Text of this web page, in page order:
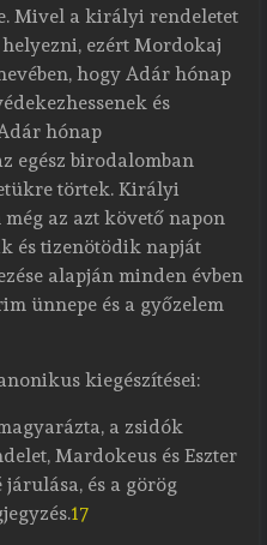
Mivel a királyi rendeletet
ezért Mordokaj
hogy Adár hónap
és
hónap
egész birodalomban
törtek. Királyi
az azt követő napon
és tizenötödik napját
alapján minden évben
ünnepe és a győzelem
kiegészítései:
a zsidók
Mardokeus és Eszter
és a görög
17